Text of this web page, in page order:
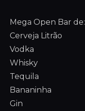
Mega Open Bar de:
Cerveja Litrão
Vodka
Whisky
Tequila
Bananinha
Gin